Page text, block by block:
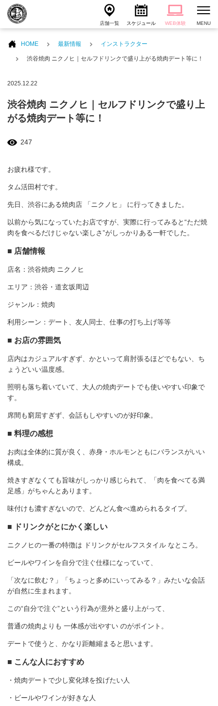
店舗一覧 スケジュール WEB体験 MENU
HOME 最新情報 インストラクター
渋谷焼肉 ニクノヒ｜セルフドリンクで盛り上がる焼肉デート等に！
2025.12.22
渋谷焼肉 ニクノヒ｜セルフドリンクで盛り上
がる焼肉デート等に！
247
お疲れ様です。
タム活田村です。
先日、渋谷にある焼肉店 「ニクノヒ」 に行ってきました。
以前から気になっていたお店ですが、実際に行ってみると“ただ焼
肉を食べるだけじゃない楽しさ”がしっかりある一軒でした。
■ 店舗情報
店名：渋谷焼肉 ニクノヒ
エリア：渋谷・道玄坂周辺
ジャンル：焼肉
利用シーン：デート、友人同士、仕事の打ち上げ等等
■ お店の雰囲気
店内はカジュアルすぎず、かといって肩肘張るほどでもない、ち
ょうどいい温度感。
照明も落ち着いていて、大人の焼肉デートでも使いやすい印象で
す。
席間も窮屈すぎず、会話もしやすいのが好印象。
■ 料理の感想
お肉は全体的に質が良く、赤身・ホルモンともにバランスがいい
構成。
焼きすぎなくても旨味がしっかり感じられて、「肉を食べてる満
足感」がちゃんとあります。
味付けも濃すぎないので、どんどん食べ進められるタイプ。
■ ドリンクがとにかく楽しい
ニクノヒの一番の特徴は ドリンクがセルフスタイル なところ。
ビールやワインを自分で注ぐ仕様になっていて、
「次なに飲む？」「ちょっと多めにいってみる？」みたいな会話
が自然に生まれます。
この“自分で注ぐ”という行為が意外と盛り上がって、
普通の焼肉よりも 一体感が出やすい のがポイント。
デートで使うと、かなり距離縮まると思います。
■ こんな人におすすめ
・焼肉デートで少し変化球を投げたい人
・ビールやワインが好きな人